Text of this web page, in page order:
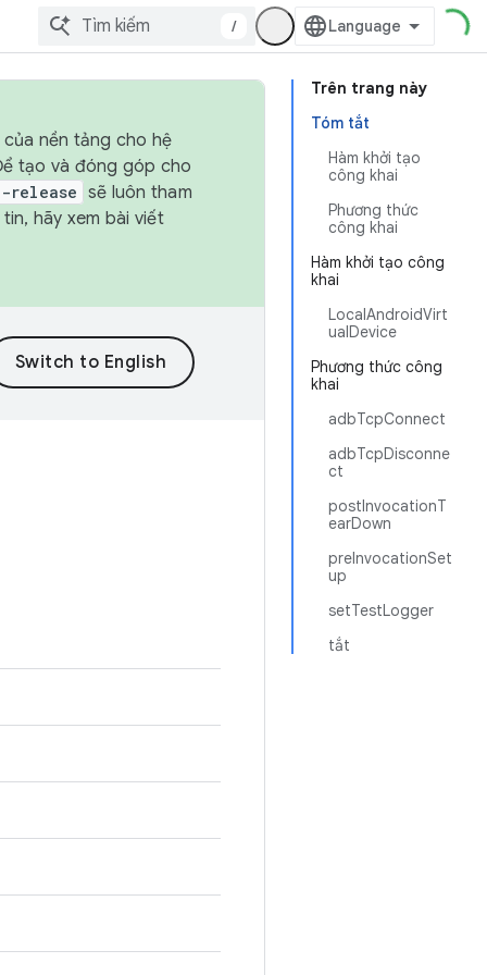
/
Trên trang này
Tóm tắt
Hàm khởi tạo
công khai
Phương thức
công khai
Hàm khởi tạo công
khai
LocalAndroidVirt
ualDevice
Phương thức công
khai
adbTcpConnect
adbTcpDisconne
ct
postInvocationT
earDown
preInvocationSet
up
setTestLogger
tắt
nền tảng cho hệ
tạo và đóng góp cho
release sẽ luôn tham
hãy xem bài viết